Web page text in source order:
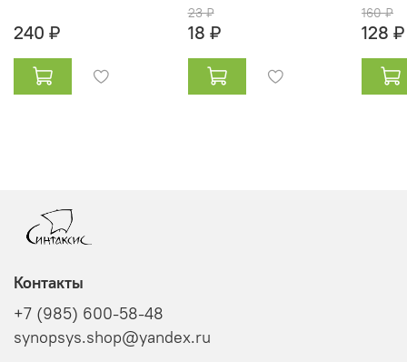
240 ₽
23 ₽
18 ₽
160 ₽
128 ₽
Контакты
+7 (985) 600-58-48
synopsys.shop@yandex.ru